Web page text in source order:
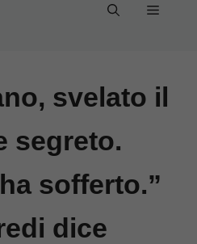
Menu
svelato il
segreto.
sofferto.”
dice